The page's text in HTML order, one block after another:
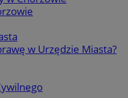
w Urzędzie Miasta?